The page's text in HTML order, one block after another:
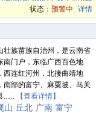
状态： 预警中 详情
壮族苗族自治州，是云南省
南门户，东临广西百色地
西连红河州，北接曲靖地
南部的富宁、麻粟坡、马关
......
【查看详情】
山 丘北 广南 富宁